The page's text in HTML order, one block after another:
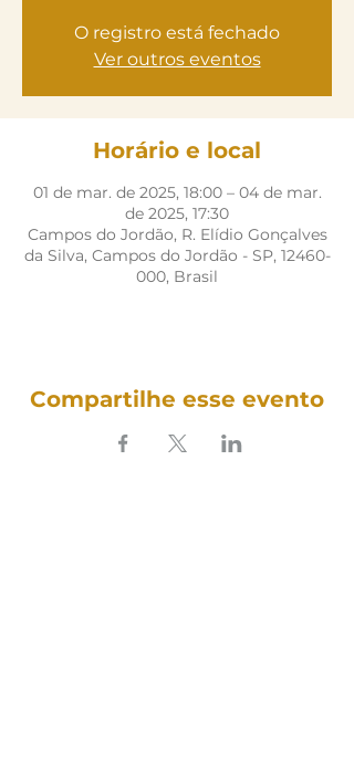
O registro está fechado
Ver outros eventos
Horário e local
01 de mar. de 2025, 18:00 – 04 de mar.
de 2025, 17:30
Campos do Jordão, R. Elídio Gonçalves
da Silva, Campos do Jordão - SP, 12460-
000, Brasil
Compartilhe esse evento